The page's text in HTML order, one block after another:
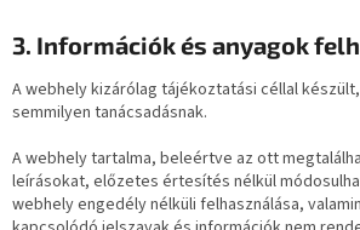
3. Információk és anyagok
A webhely kizárólag tájékoztatási céllal
semmilyen tanácsadásnak.
A webhely tartalma, beleértve az ott
leírásokat, előzetes értesítés nélkül
webhely engedély nélküli felhasználása,